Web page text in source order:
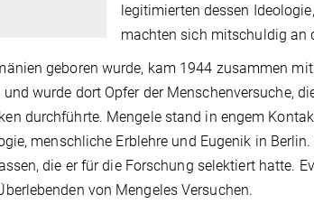
legitimierten dessen
machten sich mitschuldig an
geboren wurde, kam 1944 zusammen
wurde dort Opfer der Menschenversuche,
durchführte. Mengele stand in engem
menschliche Erblehre und Eugenik in
die er für die Forschung selektiert hatte.
von Mengeles Versuchen.